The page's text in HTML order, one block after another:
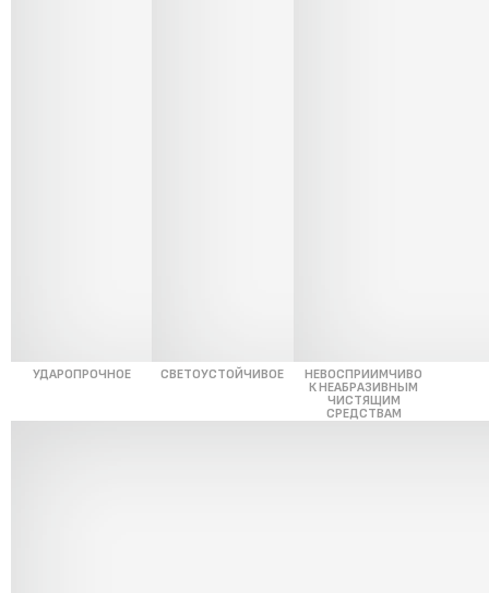
УДАРОПРОЧНОЕ СВЕТОУСТОЙЧИВОЕ
НЕВОСПРИИМЧИВО
К НЕАБРАЗИВНЫМ
ЧИСТЯЩИМ
СРЕДСТВАМ